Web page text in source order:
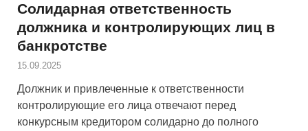
Солидарная ответственность
должника и контролирующих лиц в
банкротстве
15.09.2025
Должник и привлеченные к ответственности
контролирующие его лица отвечают перед
конкурсным кредитором солидарно до полного